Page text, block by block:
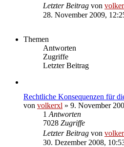
Letzter Beitrag von
28. November 2009,
Themen
Antworten
Zugriffe
Letzter Beitrag
Rechtliche Konsequenzen für
von volkerxl » 9. November
1 Antworten
7028 Zugriffe
Letzter Beitrag von
30. Dezember 2008,